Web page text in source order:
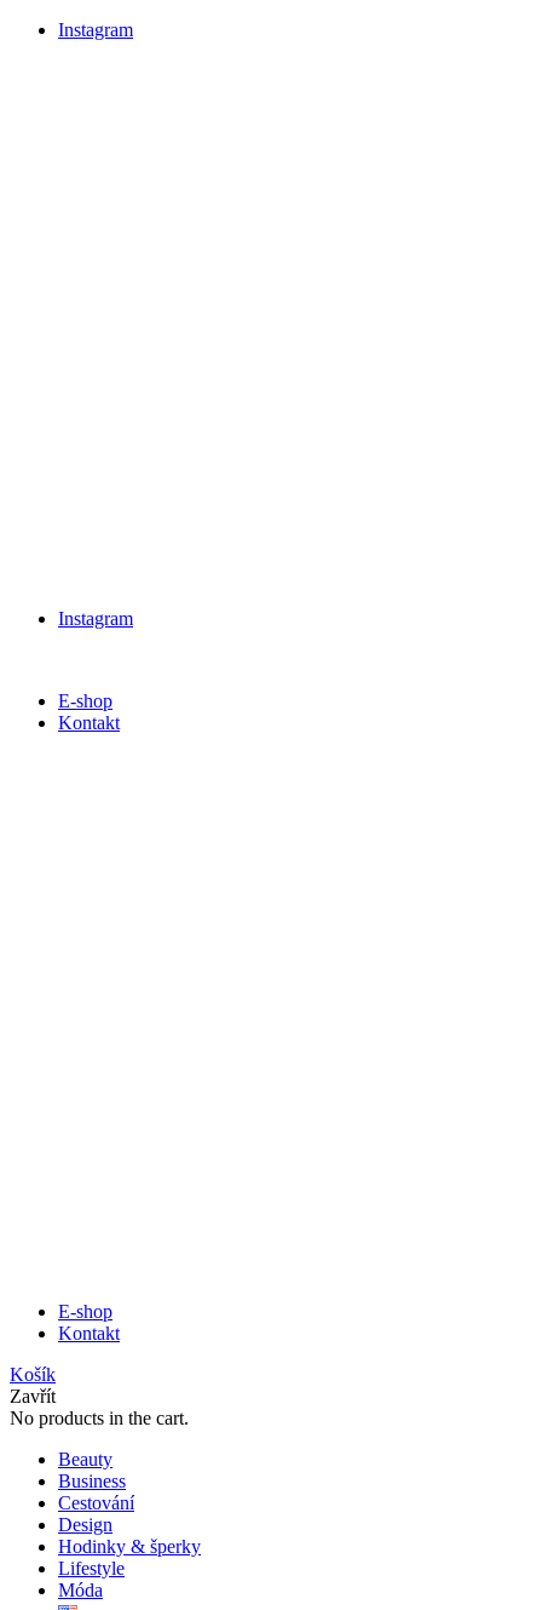
Instagram
Instagram
E-shop
Kontakt
E-shop
Kontakt
Košík
Zavřít
No products in the cart.
Beauty
Business
Cestování
Design
Hodinky & šperky
Lifestyle
Móda